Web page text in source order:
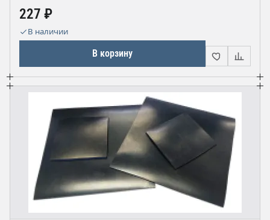
227 ₽
В наличии
В корзину